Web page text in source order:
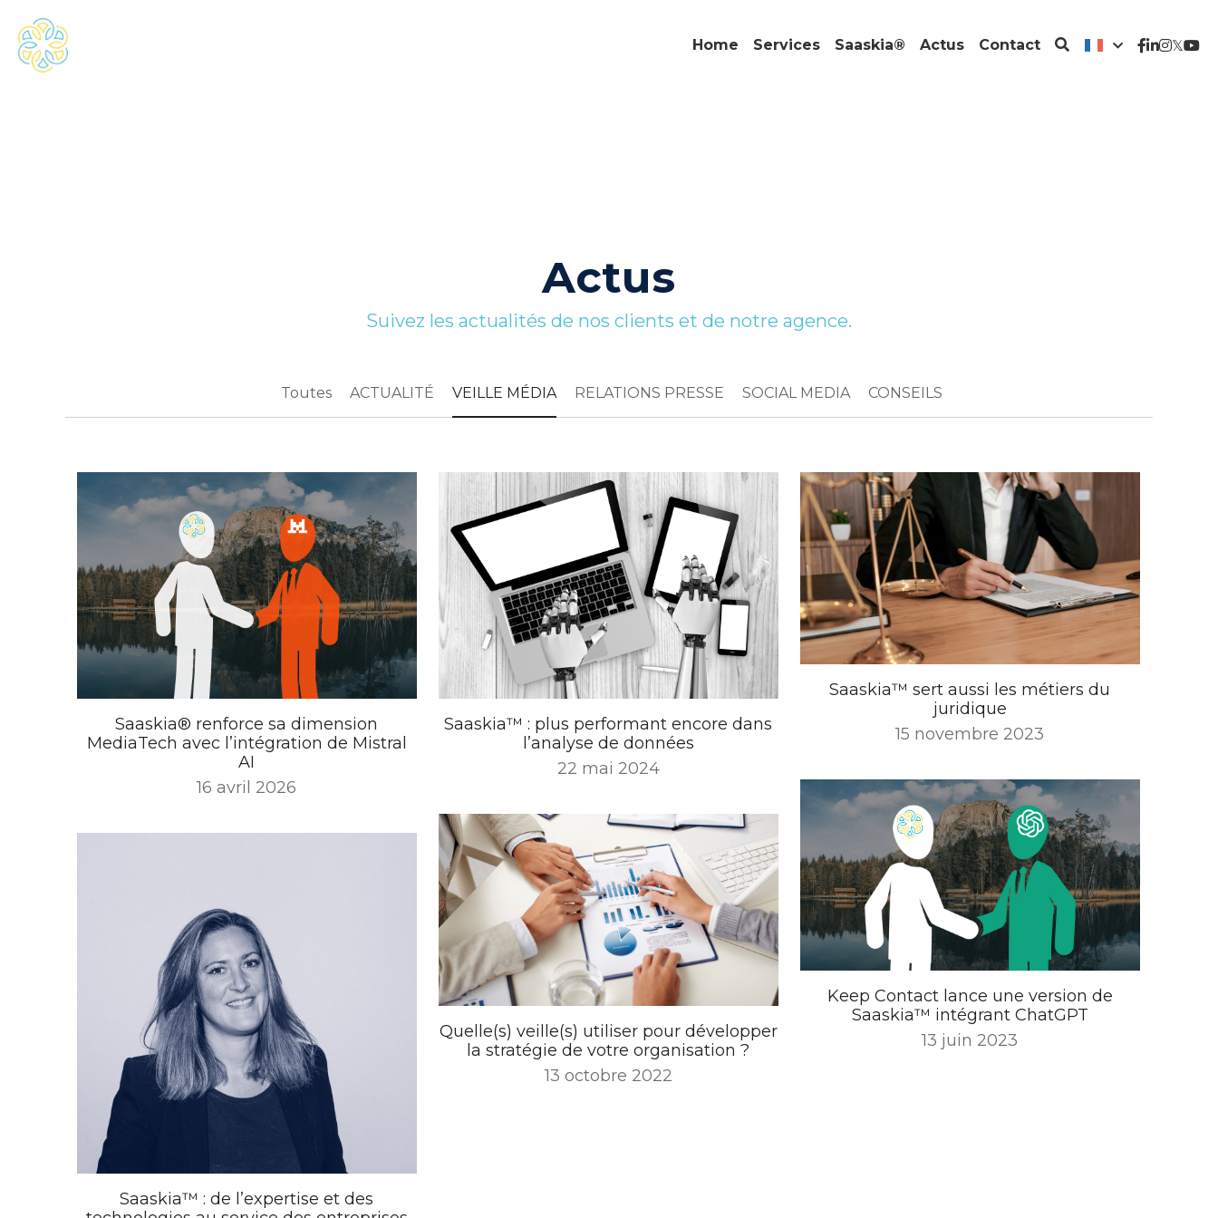
Home Services Saaskia® Actus Contact
Actus
Suivez les actualités de nos clients et de notre agence.
Toutes ACTUALITÉ VEILLE MÉDIA RELATIONS PRESSE SOCIAL MEDIA CONSEILS
Saaskia® renforce sa dimension
MediaTech avec l’intégration de Mistral
AI
16 avril 2026
Saaskia™️ : de l’expertise et des
Saaskia™ : plus performant encore dans
l’analyse de données
22 mai 2024
Quelle(s) veille(s) utiliser pour développer
la stratégie de votre organisation ?
13 octobre 2022
Saaskia™️ sert aussi les métiers du
juridique
15 novembre 2023
Keep Contact lance une version de
Saaskia™ intégrant ChatGPT
13 juin 2023